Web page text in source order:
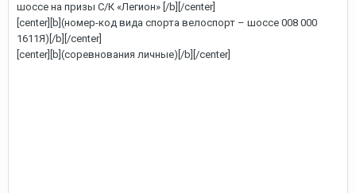
шоссе на призы С/К «Легион» [/b][/center]
[center][b](номер-код вида спорта велоспорт – шоссе 008 000
1611Я)[/b][/center]
[center][b](соревнования личные)[/b][/center]